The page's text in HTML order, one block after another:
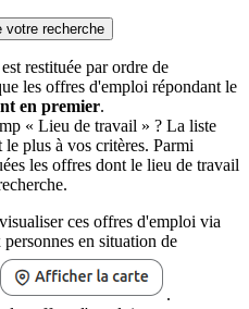
votre recherche
restituée par ordre de
les offres d'emploi répondant le
en premier.
« Lieu de travail » ? La liste
plus à vos critères. Parmi
les offres dont le lieu de travail
ces offres d'emploi via
en situation de
.